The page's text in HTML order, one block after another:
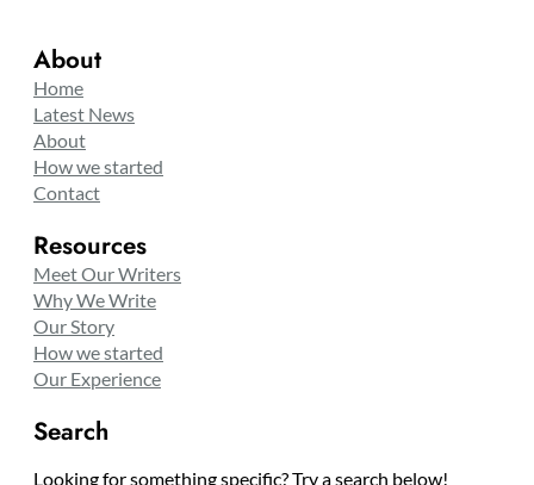
About
Home
Latest News
About
How we started
Contact
Resources
Meet Our Writers
Why We Write
Our Story
How we started
Our Experience
Search
Looking for something specific? Try a search below!